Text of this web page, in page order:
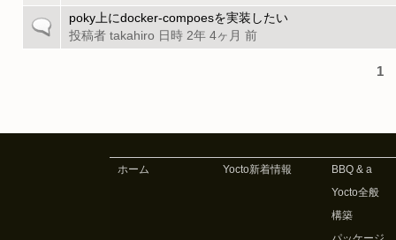
ピ
ッ
の
ト
ピ
一
ク
poky上にdocker-compoesを実装したい
投稿者 takahiro 日時 2年 4ヶ月 前
1
ホーム Yocto新着情報
BBQ & a
Yocto全般
構築